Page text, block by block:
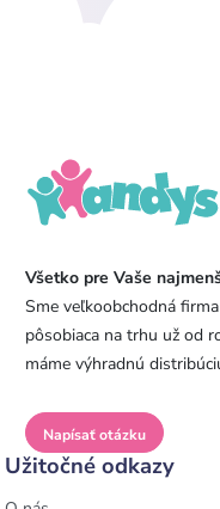
Všetko pre Vaše
Sme veľkoobchodná
pôsobiaca na trhu už od
máme výhradnú
Napísať otázku
Užitočné odkazy